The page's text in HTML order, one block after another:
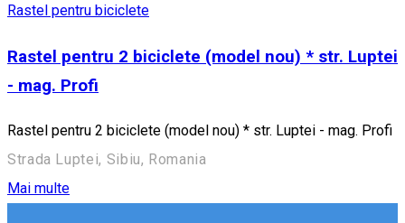
Rastel pentru biciclete
Rastel pentru 2 biciclete (model nou) * str. Luptei
- mag. Profi
Rastel pentru 2 biciclete (model nou) * str. Luptei - mag. Profi
Strada Luptei, Sibiu, Romania
Mai multe